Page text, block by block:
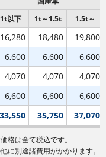
1t以下
1t～1.5t
1.5t～
16,280 18,480 19,800
6,600 6,600 6,600
4,070 4,070 4,070
6,600 6,600
6,600
33,550 35,750 37,070
格は全て税込です。
に別途諸費用がかかります。